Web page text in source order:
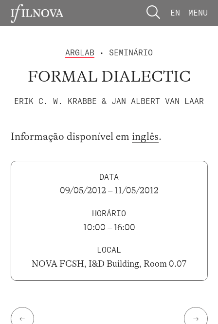
EN MENU
ARGLAB • SEMINÁRIO
FORMAL DIALECTIC
ERIK C. W. KRABBE & JAN ALBERT VAN LAAR
Informação disponível em inglês.
DATA
09/05/2012 – 11/05/2012
HORÁRIO
10:00 – 16:00
LOCAL
NOVA FCSH, I&D Building, Room 0.07
← →